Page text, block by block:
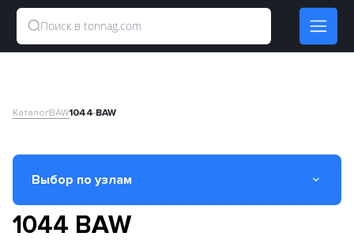
КаталогBAW1044 BAW
Выбор по узлам
Вал карданный
1044 BAW